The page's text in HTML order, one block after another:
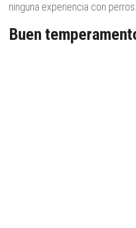
ninguna experiencia con perros.
Buen